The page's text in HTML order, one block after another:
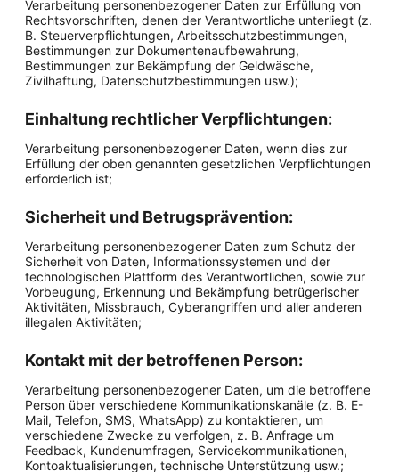
Verarbeitung personenbezogener Daten zur Erfüllung von
Rechtsvorschriften, denen der Verantwortliche unterliegt (z.
B. Steuerverpflichtungen, Arbeitsschutzbestimmungen,
Bestimmungen zur Dokumentenaufbewahrung,
Bestimmungen zur Bekämpfung der Geldwäsche,
Zivilhaftung, Datenschutzbestimmungen usw.);
Einhaltung rechtlicher Verpflichtungen:
Verarbeitung personenbezogener Daten, wenn dies zur
Erfüllung der oben genannten gesetzlichen Verpflichtungen
erforderlich ist;
Sicherheit und Betrugsprävention:
Verarbeitung personenbezogener Daten zum Schutz der
Sicherheit von Daten, Informationssystemen und der
technologischen Plattform des Verantwortlichen, sowie zur
Vorbeugung, Erkennung und Bekämpfung betrügerischer
Aktivitäten, Missbrauch, Cyberangriffen und aller anderen
illegalen Aktivitäten;
Kontakt mit der betroffenen Person:
Verarbeitung personenbezogener Daten, um die betroffene
Person über verschiedene Kommunikationskanäle (z. B. E-
Mail, Telefon, SMS, WhatsApp) zu kontaktieren, um
verschiedene Zwecke zu verfolgen, z. B. Anfrage um
Feedback, Kundenumfragen, Servicekommunikationen,
Kontoaktualisierungen, technische Unterstützung usw.;